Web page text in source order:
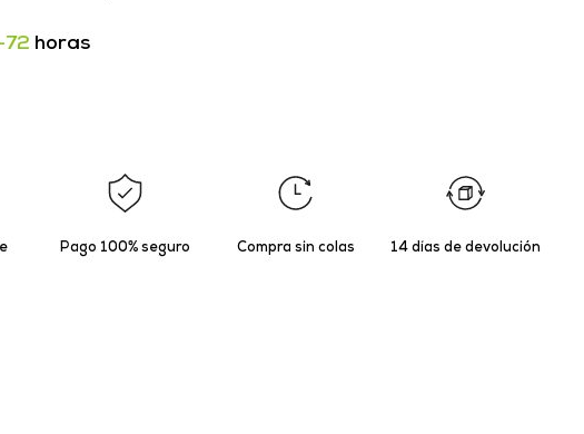
horas
Pago 100% seguro Compra sin colas 14 días de devolución